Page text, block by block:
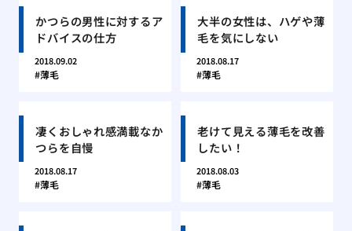
かつらの男性に対するア
ドバイスの仕方
2018.09.02
薄毛
大半の女性は、ハゲや薄
毛を気にしない
2018.08.17
薄毛
凄くおしゃれ感満載なか
つらを自慢
2018.08.17
薄毛
老けて見える薄毛を改善
したい！
2018.08.03
薄毛